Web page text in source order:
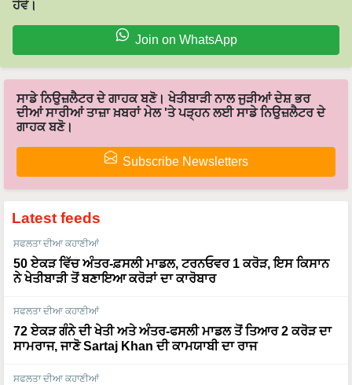
ਹੋਵੋ।
Join on WhatsApp
ਸਾਡੇ ਨਿਉਜ਼ਲੈਟਰ ਦੇ ਗਾਹਕ ਬਣੋ। ਖੇਤੀਬਾੜੀ ਨਾਲ ਜੁੜੀਆਂ ਦੇਸ਼ ਭਰ
ਦੀਆਂ ਸਾਰੀਆਂ ਤਾਜ਼ਾ ਖ਼ਬਰਾਂ ਮੇਲ 'ਤੇ ਪੜ੍ਹਨ ਲਈ ਸਾਡੇ ਨਿਉਜ਼ਲੈਟਰ ਦੇ
ਗਾਹਕ ਬਣੋ।
Subscribe Newsletters
Latest feeds
ਸਫਲਤਾ ਦੀਆ ਕਹਾਣੀਆਂ
50 ਏਕੜ ਵਿੱਚ ਅੰਤਰ-ਫ਼ਸਲੀ ਮਾਡਲ, ਟਰਨਓਵਰ 1 ਕਰੋੜ, ਇਸ ਕਿਸਾਨ
ਨੇ ਖੇਤੀਬਾੜੀ ਤੋਂ ਬਣਾਇਆ ਕਰੋੜਾਂ ਦਾ ਕਾਰੋਬਾਰ
ਸਫਲਤਾ ਦੀਆ ਕਹਾਣੀਆਂ
72 ਏਕੜ ਗੰਨੇ ਦੀ ਖੇਤੀ ਅਤੇ ਅੰਤਰ-ਫਸਲੀ ਮਾਡਲ ਤੋਂ ਤਿਆਰ 2 ਕਰੋੜ ਦਾ
ਸਾਮਰਾਜ, ਜਾਣੋ Sartaj Khan ਦੀ ਕਾਮਯਾਬੀ ਦਾ ਰਾਜ
ਸਫਲਤਾ ਦੀਆ ਕਹਾਣੀਆਂ